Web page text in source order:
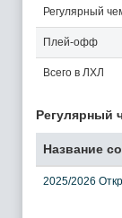
Регулярный
Плей-офф
Всего в ЛХЛ
Регулярный
Название
2025/2026